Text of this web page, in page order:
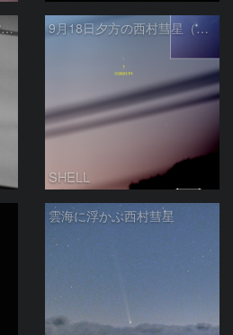
夕空の西村彗星（C/2023 P1） 9月18日夕方の西村彗星（C/2023 P1）
SHELL
雲海に浮かぶ西村彗星